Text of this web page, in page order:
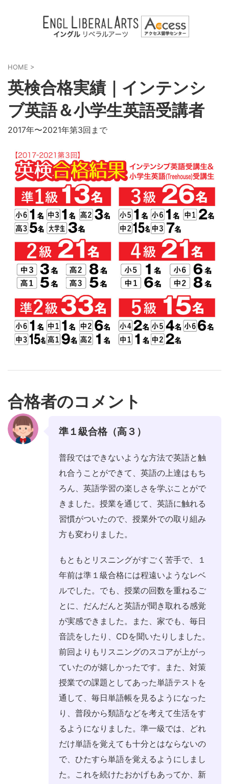
HOME >
英検合格実績｜インテンシ
ブ英語＆小学生英語受講者
2017年〜2021年第3回まで
合格者のコメント
準１級合格（高３）
普段ではできないような方法で英語と触
れ合うことができて、英語の上達はもち
ろん、英語学習の楽しさを学ぶことがで
きました。授業を通じて、英語に触れる
習慣がついたので、授業外での取り組み
方も変わりました。
もともとリスニングがすごく苦手で、１
年前は準１級合格には程遠いようなレベ
ルでした。でも、授業の回数を重ねるご
とに、だんだんと英語が聞き取れる感覚
が実感できました。また、家でも、毎日
音読をしたり、CDを聞いたりしました。
前回よりもリスニングのスコアが上がっ
ていたのが嬉しかったです。また、対策
授業での課題としてあった単語テストを
通して、毎日単語帳を見るようになった
り、普段から類語などを考えて生活をす
るようになりました。準一級では、どれ
だけ単語を覚えても十分とはならないの
で、ひたすら単語を覚えるようにしまし
た。これを続けたおかげもあってか、新